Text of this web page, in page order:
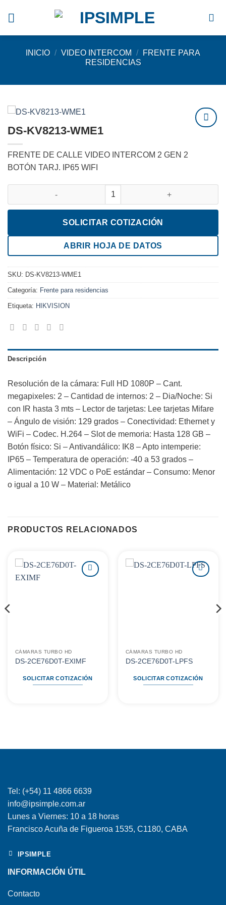
INICIO / VIDEO INTERCOM /
FRENTE PARA
RESIDENCIAS
favoritos
DS-KV8213-WME1
FRENTE DE CALLE VIDEO INTERCOM 2 GEN 2
BOTÓN TARJ. IP65 WIFI
SOLICITAR COTIZACIÓN
ABRIR HOJA DE DATOS
SKU: DS-KV8213-WME1
Categoría: Frente para residencias
Etiqueta: HIKVISION
Descripción
Resolución de la cámara: Full HD 1080P – Cant.
megapixeles: 2 – Cantidad de internos: 2 – Dia/Noche: Si
con IR hasta 3 mts – Lector de tarjetas: Lee tarjetas Mifare
– Ángulo de visión: 129 grados – Conectividad: Ethernet y
WiFi – Codec. H.264 – Slot de memoria: Hasta 128 GB –
Botón físico: Si – Antivandálico: IK8 – Apto intemperie:
IP65 – Temperatura de operación: -40 a 53 grados –
Alimentación: 12 VDC o PoE estándar – Consumo: Menor
o igual a 10 W – Material: Metálico
PRODUCTOS RELACIONADOS
CÁMARAS TURBO HD
DS-2CE76D0T-EXIMF
SOLICITAR COTIZACIÓN
CÁMARAS TURBO HD
DS-2CE76D0T-LPFS
SOLICITAR COTIZACIÓN
Tel: (+54) 11 4866 6639
info@ipsimple.com.ar
Lunes a Viernes: 10 a 18 horas
Francisco Acuña de Figueroa 1535, C1180, CABA
IPSIMPLE
INFORMACIÓN ÚTIL
Contacto